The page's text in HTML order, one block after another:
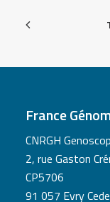
France
CNRGH
2, rue Gaston
CP5706
91 057 Evry